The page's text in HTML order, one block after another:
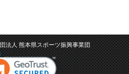
法人 熊本県スポーツ振興事業団